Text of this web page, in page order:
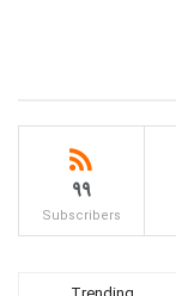
99
Subscribers